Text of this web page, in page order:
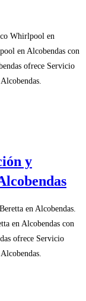
Whirlpool en
en Alcobendas con
ofrece Servicio
y
en Alcobendas.
en Alcobendas con
ofrece Servicio